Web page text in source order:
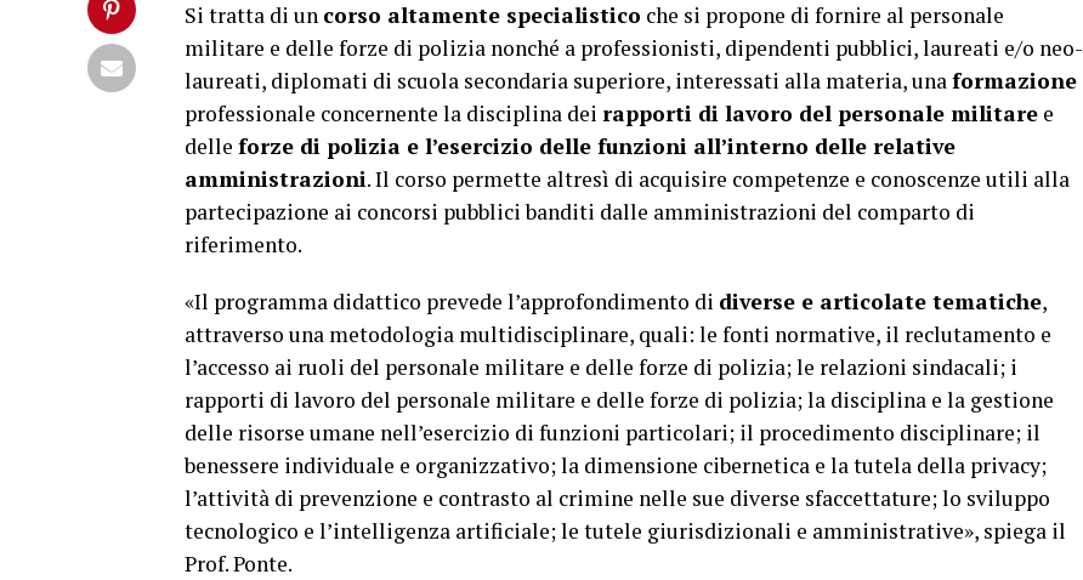
Si tratta di un corso altamente specialistico che si propone di fornire al personale
militare e delle forze di polizia nonché a professionisti, dipendenti pubblici, laureati e/o neo-
laureati, diplomati di scuola secondaria superiore, interessati alla materia, unaformazione
professionale concernente la disciplina dei rapporti di lavoro del personale militare e
delle forze di polizia e l’esercizio delle funzioni all’interno delle relative
amministrazioni. Il corso permette altresì di acquisire competenze e conoscenze utili alla
partecipazione ai concorsi pubblici banditi dalle amministrazioni del comparto di
riferimento.
«Il programma didattico prevede l’approfondimento di diverse e articolate tematiche,
attraverso una metodologia multidisciplinare, quali: le fonti normative, il reclutamento e
l’accesso ai ruoli del personale militare e delle forze di polizia; le relazioni sindacali; i
rapporti di lavoro del personale militare e delle forze di polizia; la disciplina e la gestione
delle risorse umane nell’esercizio di funzioni particolari; il procedimento disciplinare; il
benessere individuale e organizzativo; la dimensione cibernetica e la tutela della privacy;
l’attività di prevenzione e contrasto al crimine nelle sue diverse sfaccettature; lo sviluppo
tecnologico e l’intelligenza artificiale; le tutele giurisdizionali e amministrative», spiega il
Prof. Ponte.